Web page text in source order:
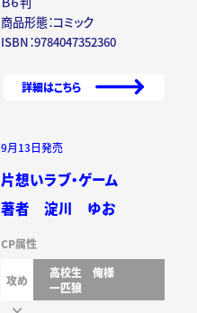
商品形態：コミック
ISBN：9784047352360
詳細はこちら
9月13日発売
片想いラブ・ゲーム
著者 淀川 ゆお
CP属性
攻め 高校生
俺様
一匹狼